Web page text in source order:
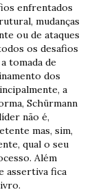
enfrentados
mudanças
ou de ataques
os desafios
tomada de
dos
a
Schürmann
não é,
mas, sim,
qual o seu
Além
assertiva fica